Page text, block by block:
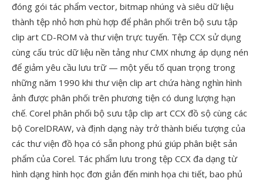
đóng gói tác phẩm vector, bitmap nhúng và siêu dữ liệu
thành tệp nhỏ hơn phù hợp để phân phối trên bộ sưu tập
clip art CD-ROM và thư viện trực tuyến. Tệp CCX sử dụng
cùng cấu trúc dữ liệu nền tảng như CMX nhưng áp dụng nén
để giảm yêu cầu lưu trữ — một yếu tố quan trọng trong
những năm 1990 khi thư viện clip art chứa hàng nghìn hình
ảnh được phân phối trên phương tiện có dung lượng hạn
chế. Corel phân phối bộ sưu tập clip art CCX đồ sộ cùng các
bộ CorelDRAW, và định dạng này trở thành biểu tượng của
các thư viện đồ họa có sẵn phong phú giúp phân biệt sản
phẩm của Corel. Tác phẩm lưu trong tệp CCX đa dạng từ
hình dạng hình học đơn giản đến minh họa chi tiết, bao phủ